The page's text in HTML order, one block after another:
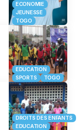
ECONOMIE
JEUNESSE
TOGO
EDUCATION
SPORTS
TOGO
DROITS DES ENFANTS
EDUCATION